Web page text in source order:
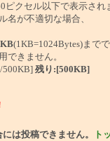
ピクセル以下で表示され
名が不適切な場合、
(1KB=1024Bytes)まで
できません。
500KB] 残り:[500KB]
は投稿できません。 ト